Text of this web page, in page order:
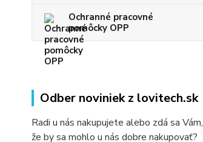
Ochranné pracovné
pomôcky OPP
Odber noviniek z lovitech.sk
Radi u nás nakupujete alebo zdá sa Vám,
že by sa mohlo u nás dobre nakupovať?